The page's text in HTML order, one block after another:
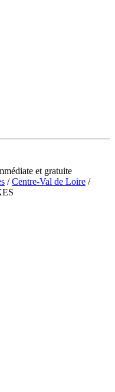
et gratuite
/Centre-Val de Loire /